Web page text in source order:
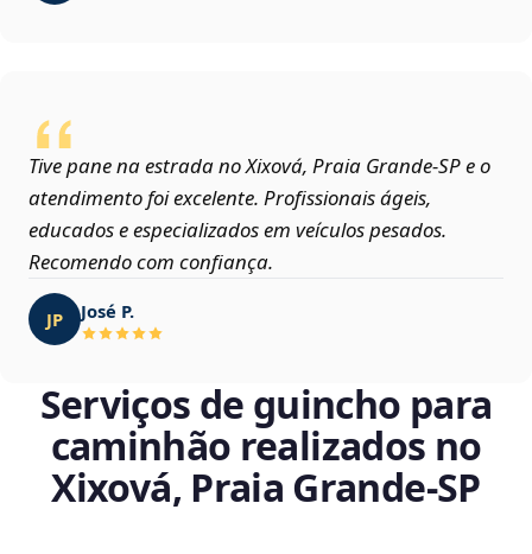
Tive pane na estrada no Xixová, Praia Grande‑SP e o
atendimento foi excelente. Profissionais ágeis,
educados e especializados em veículos pesados.
Recomendo com confiança.
JP José P.
Serviços de guincho para
caminhão realizados no
Xixová, Praia Grande‑SP